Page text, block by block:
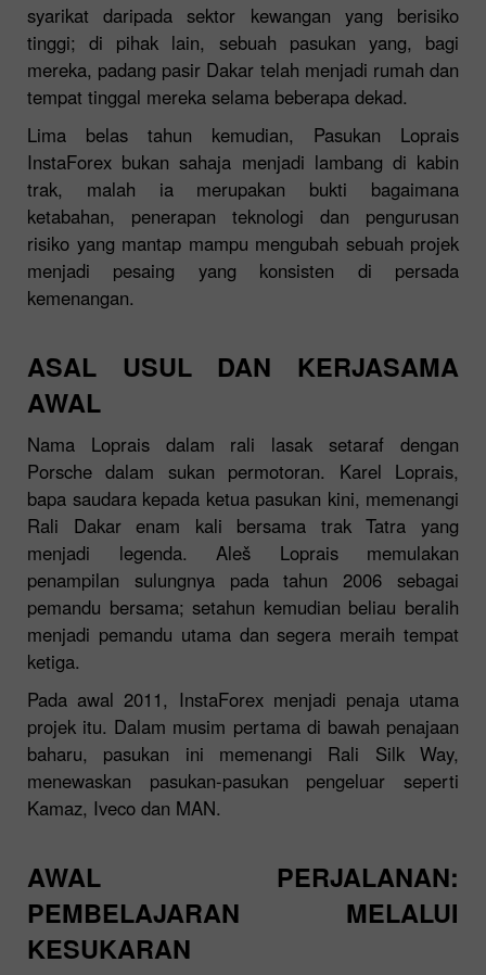
syarikat daripada sektor kewangan yang berisiko
tinggi; di pihak lain, sebuah pasukan yang, bagi
mereka, padang pasir Dakar telah menjadi rumah dan
tempat tinggal mereka selama beberapa dekad.
Lima belas tahun kemudian, Pasukan Loprais
InstaForex bukan sahaja menjadi lambang di kabin
trak, malah ia merupakan bukti bagaimana
ketabahan, penerapan teknologi dan pengurusan
risiko yang mantap mampu mengubah sebuah projek
menjadi pesaing yang konsisten di persada
kemenangan.
ASAL USUL DAN KERJASAMA
AWAL
Nama Loprais dalam rali lasak setaraf dengan
Porsche dalam sukan permotoran. Karel Loprais,
bapa saudara kepada ketua pasukan kini, memenangi
Rali Dakar enam kali bersama trak Tatra yang
menjadi legenda. Aleš Loprais memulakan
penampilan sulungnya pada tahun 2006 sebagai
pemandu bersama; setahun kemudian beliau beralih
menjadi pemandu utama dan segera meraih tempat
ketiga.
Pada awal 2011, InstaForex menjadi penaja utama
projek itu. Dalam musim pertama di bawah penajaan
baharu, pasukan ini memenangi Rali Silk Way,
menewaskan pasukan-pasukan pengeluar seperti
Kamaz, Iveco dan MAN.
AWAL PERJALANAN:
PEMBELAJARAN MELALUI
KESUKARAN